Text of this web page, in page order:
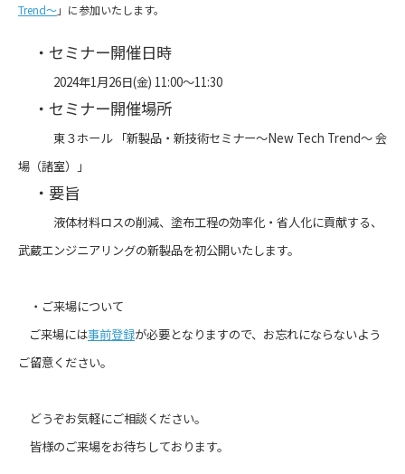
Trend～」に参加いたします。
・セミナー開催日時
2024年1月26日(金) 11:00～11:30
・セミナー開催場所
東３ホール 「新製品・新技術セミナー～New Tech Trend～ 会
場（諸室）」
・要旨
液体材料ロスの削減、塗布工程の効率化・省人化に貢献する、
武蔵エンジニアリングの新製品を初公開いたします。
・ご来場について
ご来場には事前登録が必要となりますので、お忘れにならないよう
ご留意ください。
どうぞお気軽にご相談ください。
皆様のご来場をお待ちしております。